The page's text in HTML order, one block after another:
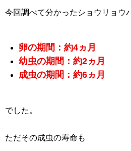
今回調べて分かったショウリョウ
卵の期間：約4ヵ月
幼虫の期間：約2ヵ月
成虫の期間：約6ヵ月
でした。
ただその成虫の寿命も